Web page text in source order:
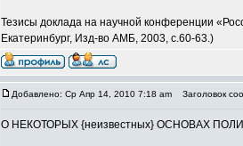
Тезисы доклада на научной конференции
Екатеринбург, Изд-во АМБ, 2003, с.60-63.)
Добавлено: Ср Апр 14, 2010 7:18 am Заголовок
О НЕКОТОРЫХ {неизвестных} ОСНОВАХ